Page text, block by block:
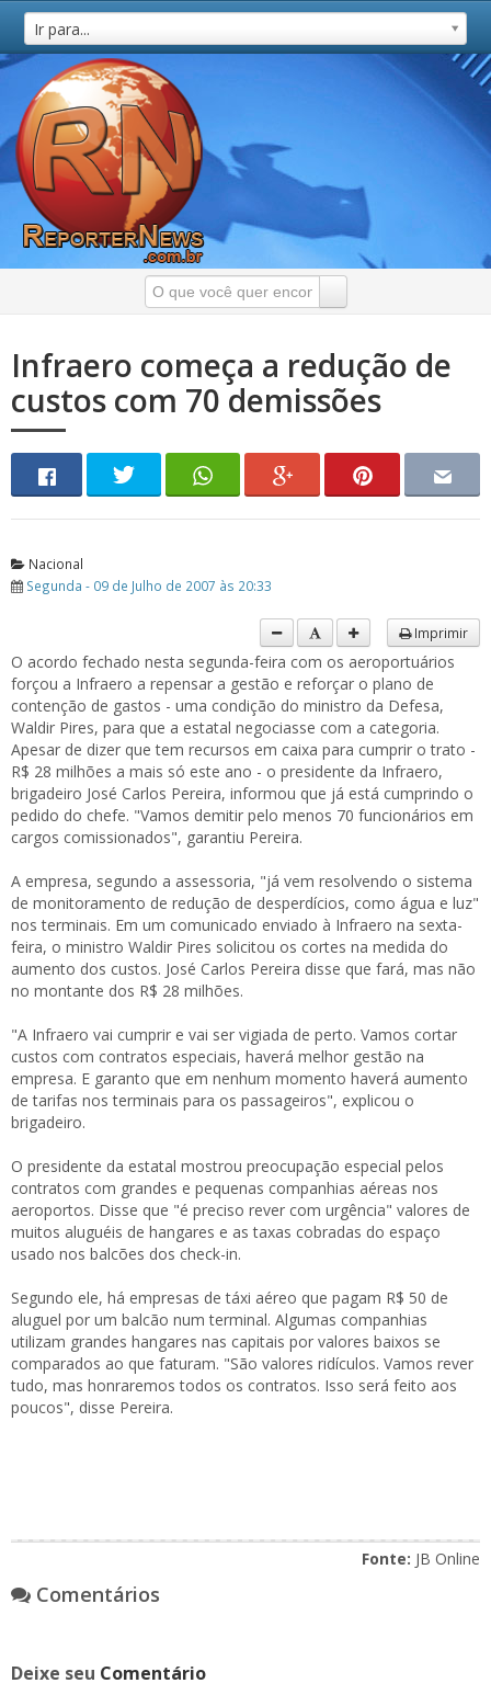
Ir para...
Infraero começa a redução de
custos com 70 demissões
Nacional
Segunda - 09 de Julho de 2007 às 20:33
Imprimir
O acordo fechado nesta segunda-feira com os aeroportuários
forçou a Infraero a repensar a gestão e reforçar o plano de
contenção de gastos - uma condição do ministro da Defesa,
Waldir Pires, para que a estatal negociasse com a categoria.
Apesar de dizer que tem recursos em caixa para cumprir o trato -
R$ 28 milhões a mais só este ano - o presidente da Infraero,
brigadeiro José Carlos Pereira, informou que já está cumprindo o
pedido do chefe. "Vamos demitir pelo menos 70 funcionários em
cargos comissionados", garantiu Pereira.
A empresa, segundo a assessoria, "já vem resolvendo o sistema
de monitoramento de redução de desperdícios, como água e luz"
nos terminais. Em um comunicado enviado à Infraero na sexta-
feira, o ministro Waldir Pires solicitou os cortes na medida do
aumento dos custos. José Carlos Pereira disse que fará, mas não
no montante dos R$ 28 milhões.
"A Infraero vai cumprir e vai ser vigiada de perto. Vamos cortar
custos com contratos especiais, haverá melhor gestão na
empresa. E garanto que em nenhum momento haverá aumento
de tarifas nos terminais para os passageiros", explicou o
brigadeiro.
O presidente da estatal mostrou preocupação especial pelos
contratos com grandes e pequenas companhias aéreas nos
aeroportos. Disse que "é preciso rever com urgência" valores de
muitos aluguéis de hangares e as taxas cobradas do espaço
usado nos balcões dos check-in.
Segundo ele, há empresas de táxi aéreo que pagam R$ 50 de
aluguel por um balcão num terminal. Algumas companhias
utilizam grandes hangares nas capitais por valores baixos se
comparados ao que faturam. "São valores ridículos. Vamos rever
tudo, mas honraremos todos os contratos. Isso será feito aos
poucos", disse Pereira.
Fonte: JB Online
Comentários
Deixe seu Comentário